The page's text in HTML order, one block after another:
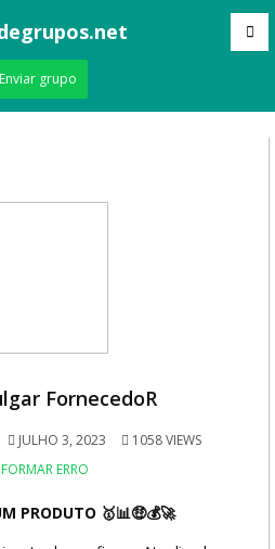
grupo
FornecedoR
JULHO 3, 2023
1058 VIEWS
ERRO
PRODUTO 🥇📊🤑💰🚀